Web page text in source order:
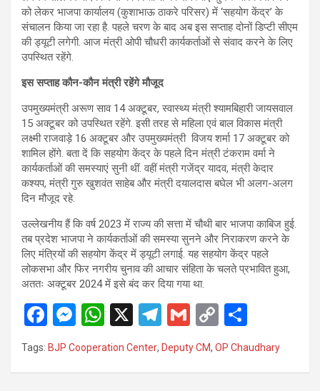
को लेकर भाजपा कार्यालय (कुशाभाऊ ठाकरे परिसर) में ‘सहयोग केंद्र’ के
संचालन किया जा रहा है. पहले चरण के बाद अब इस सप्ताह दोनों डिप्टी सीएम
की ड्यूटी लगेगी. आज मंंत्री ओपी चौधरी कार्यकर्ताओं से संवाद करने के लिए
उपस्थित रहेंगे.
इस सप्ताह कौन-कौन मंत्री रहेंगे मौजूद
उपमुख्यमंत्री अरूण साव 14 अक्टूबर, स्वास्थ्य मंत्री श्यामबिहारी जायसवाल
15 अक्टूबर को उपस्थित रहेंगे. इसी तरह से महिला एवं बाल विकास मंत्री
लक्ष्मी राजवाड़े 16 अक्टूबर और उपमुख्यमंत्री विजय शर्मा 17 अक्टूबर को
शामिल होंगे. बता दें कि सहयोग केंद्र के पहले दिन मंत्री टंकराम वर्मा ने
कार्यकर्ताओं की समस्याएं सुनी थीं. वहीं मंत्री गजेंद्र यादव, मंत्री केदार
कश्यप, मंत्री गुरु खुशवंत साहेब और मंत्री दयालदास बघेल भी अलग-अलग
दिन मौजूद रहे.
उल्लेखनीय हैं कि वर्ष 2023 में राज्य की सत्ता में चौथी बार भाजपा काबिज हुई.
तब प्रदेश भाजपा ने कार्यकर्ताओं की समस्या सुनने और निराकरण करने के
लिए मंत्रियों की सहयोग केंद्र में ड्यूटी लगाई. यह सहयोग केंद्र पहले
लोकसभा और फिर नगरीय चुनाव की आचार संहिता के चलते प्रभावित हुआ,
अततः अक्टूबर 2024 में इसे बंद कर दिया गया था.
F
a
ce
M
se
W
h
at
X
T
el
e
G
m
ail
C
o
py
h
ar
Tags: BJP Cooperation Center, Deputy CM, OP Chaudhary